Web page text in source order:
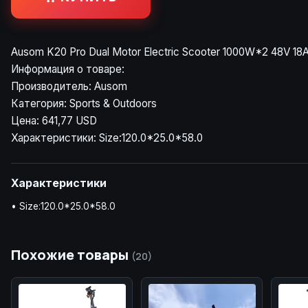
Ausom K20 Pro Dual Motor Electric Scooter 1000W*2 48V
Информация о товаре:
Производитель: Ausom
Категория: Sports & Outdoors
Цена: 641,77 USD
Характеристики: Size:120.0*25.0*58.0
Характеристики
• Size:120.0*25.0*58.0
Похожие товары (20)